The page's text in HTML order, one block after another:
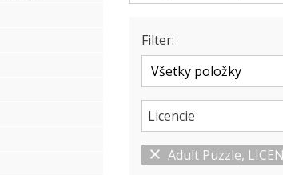
Filter:
Licencie
Adult Puzzle,